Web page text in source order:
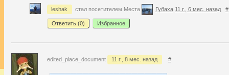
leshak стал посетителем Места Губаха 11 г., 6 мес. назад #
Ответить (0) Избранное
edited_place_document 11 г., 8 мес. назад #